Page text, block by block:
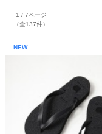
1 / 7ページ
（全137件）
NEW